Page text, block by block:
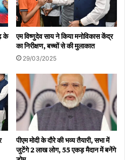
के
एम विष्णुदेव साय ने किया मनोविकास केंद्र
का निरीक्षण, बच्चों से की मुलाकात
29/03/2025
पीएम मोदी के दौरे की भव्य तैयारी, सभा में
जुटेंगे 2 लाख लोग, 55 एकड़ मैदान में बनेंगे